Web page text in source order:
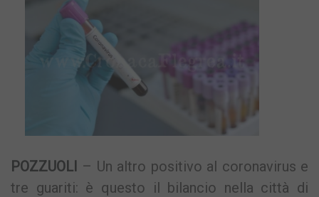
POZZUOLI – Un altro positivo al coronavirus e
tre guariti: è questo il bilancio nella città di